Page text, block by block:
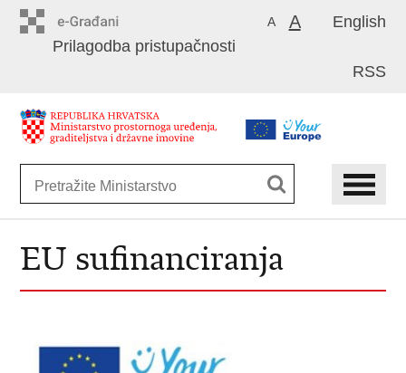
English
A A
Prilagodba pristupačnosti
RSS
EU sufinanciranja